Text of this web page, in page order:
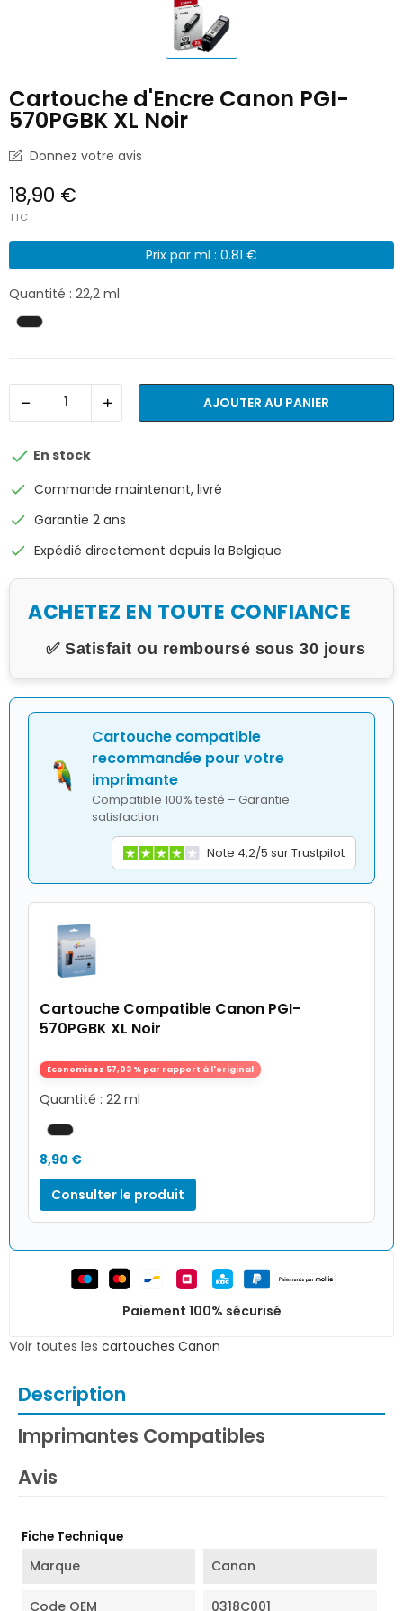
Cartouche d'Encre Canon PGI-
570PGBK XL Noir
Donnez votre avis
18,90 €
TTC
Prix par ml : 0.81 €
Quantité : 22,2 ml
AJOUTER AU PANIER
 En stock
check Commande maintenant, livré
check Garantie 2 ans
check Expédié directement depuis la Belgique
ACHETEZ EN TOUTE CONFIANCE
✅ Satisfait ou remboursé sous 30 jours
Cartouche compatible
recommandée pour votre
imprimante
Compatible 100% testé – Garantie
satisfaction
Note 4,2/5 sur Trustpilot
Cartouche Compatible Canon PGI-
570PGBK XL Noir
Économisez 57,03 % par rapport à l'original
Quantité : 22 ml
8,90 €
Consulter le produit
Paiement 100% sécurisé
Voir toutes les cartouches Canon
Description
Imprimantes Compatibles
Avis
Fiche Technique
Marque Canon
Code OEM 0318C001